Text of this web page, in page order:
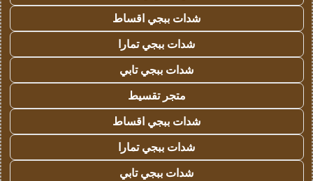
شدات ببجي اقساط
شدات ببجي تمارا
شدات ببجي تابي
متجر تقسيط
شدات ببجي اقساط
شدات ببجي تمارا
شدات ببجي تابي